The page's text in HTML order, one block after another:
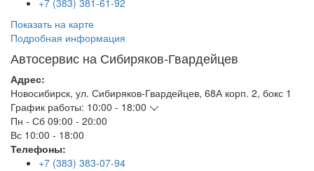
+7 (383) 381-61-92
Показать на карте
Подробная информация
Автосервис на Сибиряков-Гвардейцев
Адрес:
Новосибирск, ул. Сибиряков-Гвардейцев, 68А корп. 2, бокс 1
График работы: 10:00 - 18:00
Пн - Сб 09:00 - 20:00
Вс 10:00 - 18:00
Телефоны:
+7 (383) 383-07-94